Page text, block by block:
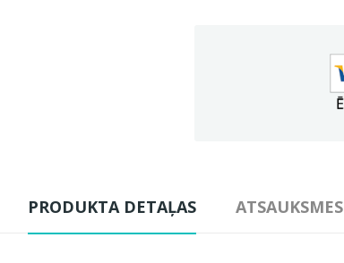
PRODUKTA DETAĻAS ATSAUKSMES